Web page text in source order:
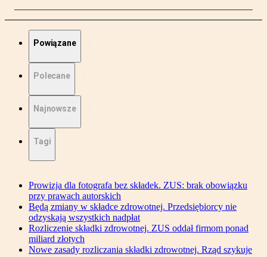
Powiązane
Polecane
Najnowsze
Tagi
Prowizja dla fotografa bez składek. ZUS: brak obowiązku
przy prawach autorskich
Będą zmiany w składce zdrowotnej. Przedsiębiorcy nie
odzyskają wszystkich nadpłat
Rozliczenie składki zdrowotnej. ZUS oddał firmom ponad
miliard złotych
Nowe zasady rozliczania składki zdrowotnej. Rząd szykuje